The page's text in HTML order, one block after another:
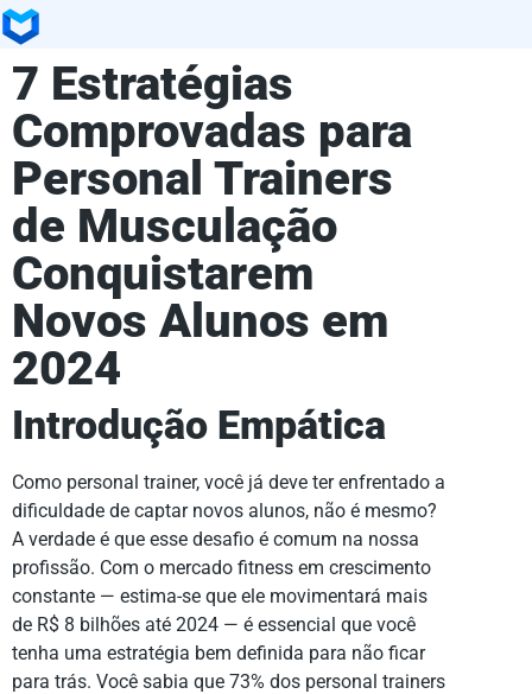
7 Estratégias
Comprovadas para
Personal Trainers
de Musculação
Conquistarem
Novos Alunos em
2024
Introdução Empática
Como personal trainer, você já deve ter enfrentado a
dificuldade de captar novos alunos, não é mesmo?
A verdade é que esse desafio é comum na nossa
profissão. Com o mercado fitness em crescimento
constante — estima-se que ele movimentará mais
de R$ 8 bilhões até 2024 — é essencial que você
tenha uma estratégia bem definida para não ficar
para trás. Você sabia que 73% dos personal trainers